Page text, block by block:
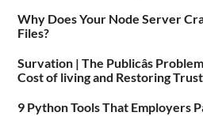
Why Does Your Node Server
Files?
Survation | The Publicâs
Cost of living and Restoring
9 Python Tools That Employers